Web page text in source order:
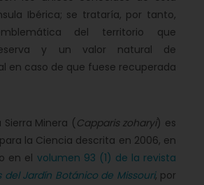
Ibérica; se trataría, por tanto,
del territorio que
y un valor natural de
en caso de que fuese recuperada
Minera ( Capparis zoharyi) es
la Ciencia descrita en 2006, en
en el volumen 93 (1) de la revista
del Jardín Botánico de Missouri, por